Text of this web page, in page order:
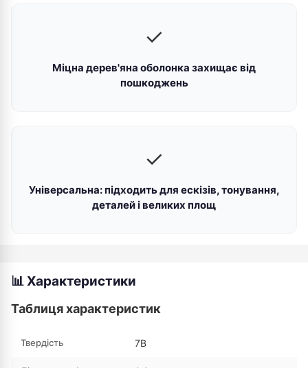
✓
Міцна дерев'яна оболонка захищає від
пошкоджень
✓
Універсальна: підходить для ескізів, тонування,
деталей і великих площ
📊 Характеристики
Таблиця характеристик
Твердість 7B